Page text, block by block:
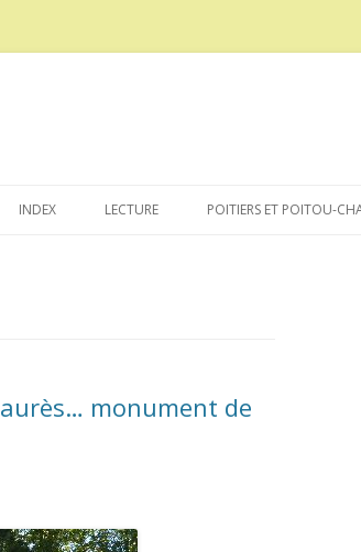
au
INDEX LECTURE POITIERS ET POITOU-
monument de